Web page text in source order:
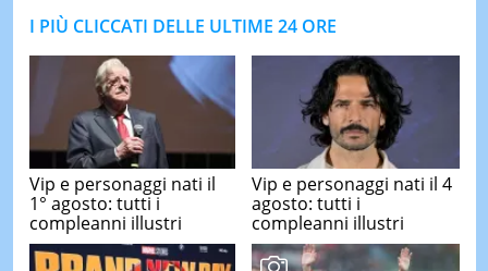
I PIÙ CLICCATI DELLE ULTIME 24 ORE
Vip e personaggi nati il
1° agosto: tutti i
compleanni illustri
Vip e personaggi nati il 4
agosto: tutti i
compleanni illustri